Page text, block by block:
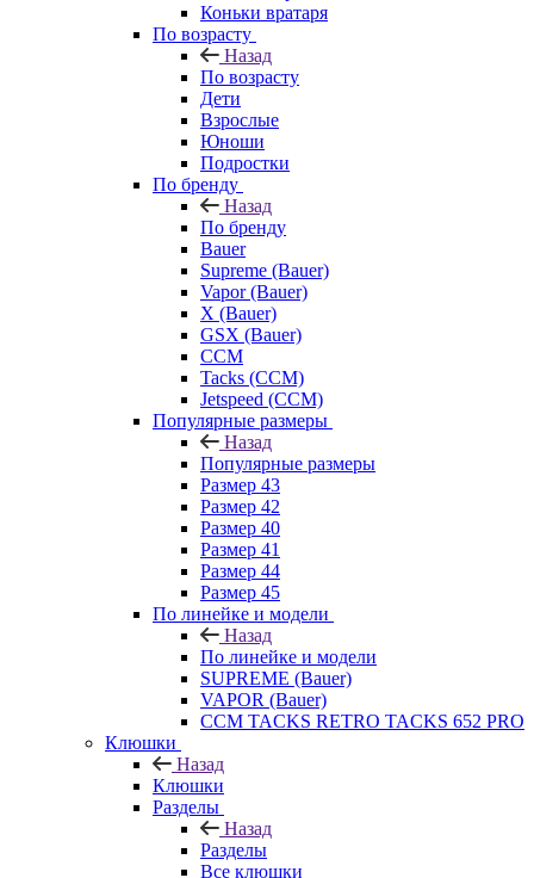
Коньки вратаря
По возрасту
Назад
По возрасту
Дети
Взрослые
Юноши
Подростки
По бренду
Назад
По бренду
Bauer
Supreme (Bauer)
Vapor (Bauer)
X (Bauer)
GSX (Bauer)
CCM
Tacks (CCM)
Jetspeed (CCM)
Популярные размеры
Назад
Популярные размеры
Размер 43
Размер 42
Размер 40
Размер 41
Размер 44
Размер 45
По линейке и модели
Назад
По линейке и модели
SUPREME (Bauer)
VAPOR (Bauer)
CCM TACKS RETRO TACKS 652 PRO
Клюшки
Назад
Клюшки
Разделы
Назад
Разделы
Все клюшки